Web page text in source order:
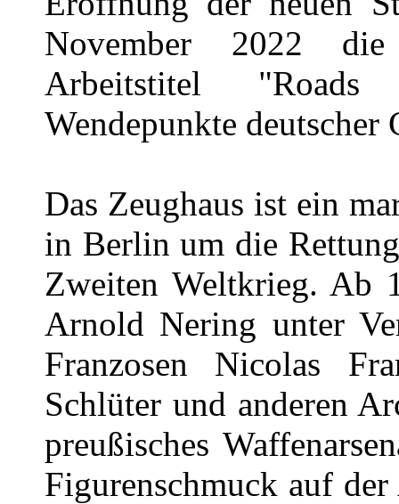
November 2022
Arbeitstitel
Wendepunkte deutscher
Das Zeughaus ist ein
in Berlin um die
Zweiten Weltkrieg. Ab
Arnold Nering unter
Franzosen Nicolas
Schlüter und anderen
preußisches
Figurenschmuck auf